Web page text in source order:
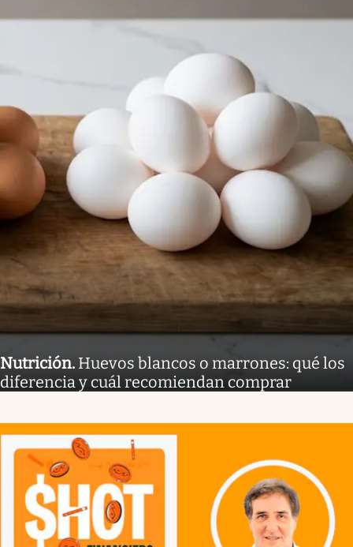
Nutrición. Huevos blancos o marrones: qué los
diferencia y cuál recomiendan comprar